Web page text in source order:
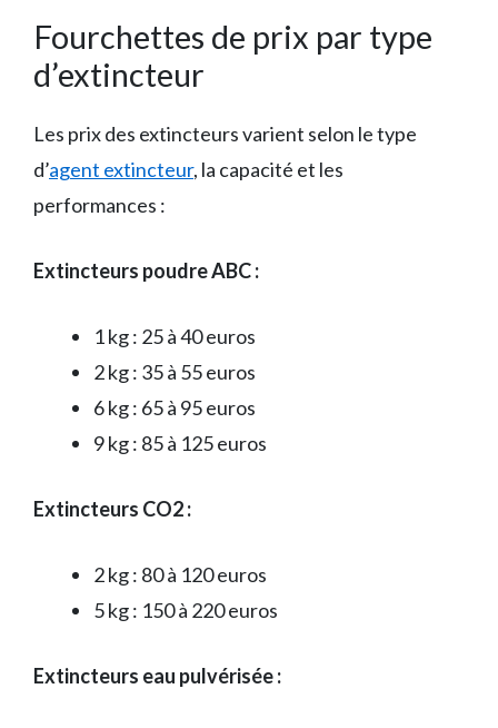
Fourchettes de prix par type
d’extincteur
Les prix des extincteurs varient selon le type
d’agent extincteur, la capacité et les
performances :
Extincteurs poudre ABC :
1 kg : 25 à 40 euros
2 kg : 35 à 55 euros
6 kg : 65 à 95 euros
9 kg : 85 à 125 euros
Extincteurs CO2 :
2 kg : 80 à 120 euros
5 kg : 150 à 220 euros
Extincteurs eau pulvérisée :